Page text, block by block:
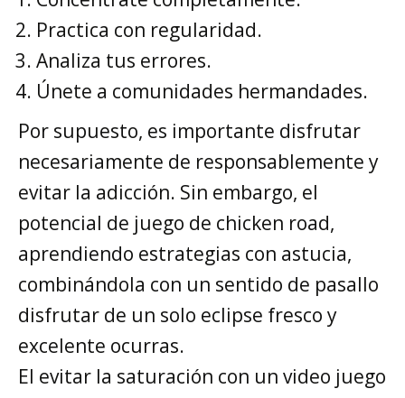
Practica con regularidad.
Analiza tus errores.
Únete a comunidades hermandades.
Por supuesto, es importante disfrutar
necesariamente de responsablemente y
evitar la adicción. Sin embargo, el
potencial de juego de chicken road,
aprendiendo estrategias con astucia,
combinándola con un sentido de pasallo
disfrutar de un solo eclipse fresco y
excelente ocurras.
El evitar la saturación con un video juego